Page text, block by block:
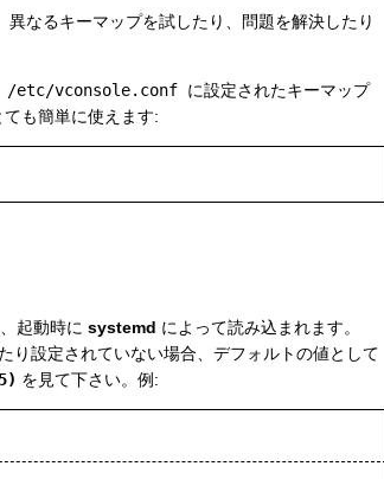
なるキーマップを試したり、問題を解決したり
/etc/vconsole.conf に設定されたキーマップ
も簡単に使えます:
起動時にsystemd によって読み込まれます。
り設定されていない場合、デフォルトの値として
を見て下さい。例: